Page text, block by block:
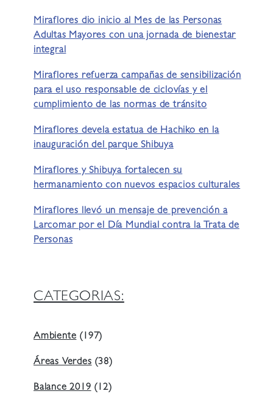
Miraflores dio inicio al Mes de las Personas
Adultas Mayores con una jornada de bienestar
integral
Miraflores refuerza campañas de sensibilización
para el uso responsable de ciclovías y el
cumplimiento de las normas de tránsito
Miraflores devela estatua de Hachiko en la
inauguración del parque Shibuya
Miraflores y Shibuya fortalecen su
hermanamiento con nuevos espacios culturales
Miraflores llevó un mensaje de prevención a
Larcomar por el Día Mundial contra la Trata de
Personas
CATEGORIAS:
Ambiente(197)
Áreas Verdes(38)
Balance 2019(12)